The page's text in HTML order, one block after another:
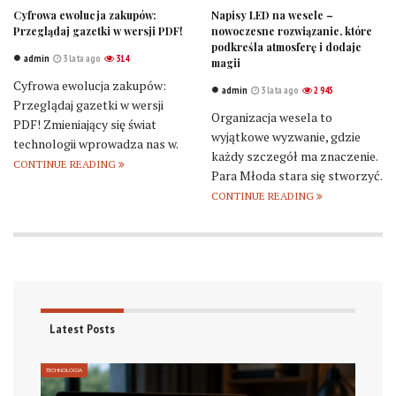
Cyfrowa ewolucja zakupów:
Przeglądaj gazetki w wersji PDF!
admin 3 lata ago 314
Cyfrowa ewolucja zakupów:
Przeglądaj gazetki w wersji
PDF! Zmieniający się świat
technologii wprowadza nas w.
CONTINUE READING
Napisy LED na wesele –
nowoczesne rozwiązanie, które
podkreśla atmosferę i dodaje
magii
admin 3 lata ago 2 945
Organizacja wesela to
wyjątkowe wyzwanie, gdzie
każdy szczegół ma znaczenie.
Para Młoda stara się stworzyć.
CONTINUE READING
Latest Posts
TECHNOLOGIA